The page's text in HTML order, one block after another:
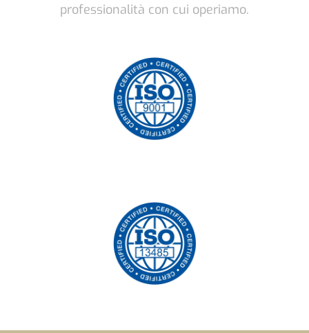
professionalità con cui operiamo.